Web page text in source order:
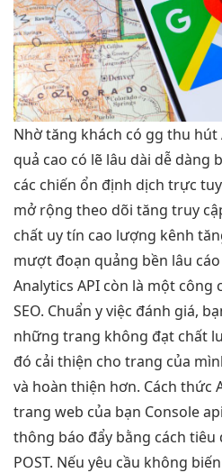
Nhờtăng khách có gg thu hút
quả cao có lẽ lâu dài dễ dàng
các chiến ổn định dịch trực
mở rộng theo dõi tăng truy
chất uy tín cao lượng kênh
mượt đoạn quảng bền lâu
Analytics API còn là một
SEO. Chuẩn y việc đánh giá,
những trang không đạt chất
đó cải thiện cho trang của
và hoàn thiện hơn. Cách thức
trang web của bạn Console
thông báo đẩy bằng cách tiêu
POST. Nếu yêu cầu không